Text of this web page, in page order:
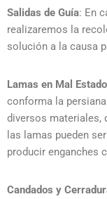
Salidas de Guía: En
realizaremos la
solución a la causa
Lamas en Mal
conforma la
diversos materiales,
las lamas pueden
producir enganches
Candados y